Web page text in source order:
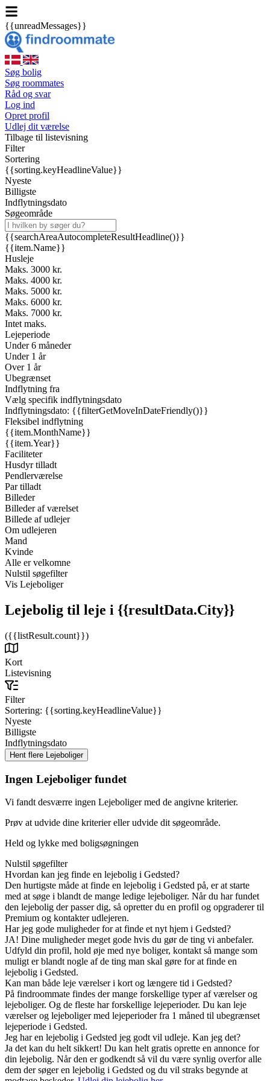
{{unreadMessages}}
Søg bolig
Søg roommates
Råd og svar
Log ind
Opret profil
Udlej dit værelse
Tilbage til listevisning
Filter
Sortering
{{sorting.keyHeadlineValue}}
Nyeste
Billigste
Indflytningsdato
Søgeområde
{{searchAreaAutocompleteResultHeadline()}}
{{item.Name}}
Husleje
Maks. 3000 kr.
Maks. 4000 kr.
Maks. 5000 kr.
Maks. 6000 kr.
Maks. 7000 kr.
Intet maks.
Lejeperiode
Under 6 måneder
Under 1 år
Over 1 år
Ubegrænset
Indflytning fra
Vælg specifik indflytningsdato
Indflytningsdato: {{filterGetMoveInDateFriendly()}}
Fleksibel indflytning
{{item.MonthName}}
{{item.Year}}
Faciliteter
Husdyr tilladt
Pendlerværelse
Par tilladt
Billeder
Billeder af værelset
Billede af udlejer
Om udlejeren
Mand
Kvinde
Alle er velkomne
Nulstil søgefilter
Vis Lejeboliger
Lejebolig til leje i {{resultData.City}}
({{listResult.count}})
Kort
Listevisning
Filter
Sortering: {{sorting.keyHeadlineValue}}
Nyeste
Billigste
Indflytningsdato
Ingen Lejeboliger fundet
Vi fandt desværre ingen Lejeboliger med de angivne kriterier.
Prøv at udvide dine kriterier eller udvide dit søgeområde.
Held og lykke med boligsøgningen
Nulstil søgefilter
Hvordan kan jeg finde en lejebolig i Gedsted?
Den hurtigste måde at finde en lejebolig i Gedsted på, er at starte
med at søge i blandt de mange ledige lejeboliger. Når du har fundet
den lejebolig der passer dig, så opretter du en profil og opgraderer til
Premium og kontakter udlejeren.
Har jeg gode muligheder for at finde et nyt hjem i Gedsted?
JA! Dine muligheder meget gode hvis du gør de ting vi anbefaler.
Udfyld din profil, hold øje med nye boliger, kontakt så mange som
muligt er blandt nogle af de ting man skal gøre for at finde en
lejebolig i Gedsted.
Kan man både leje værelser i kort og længere tid i Gedsted?
På findroommate findes der mange forskellige typer af værelser og
lejeboliger. Og de fleste har forskellige lejeperioder. Du kan leje
værelser og lejeboliger med lejeperioder fra 1 måned til ubegrænset
lejeperiode i Gedsted.
Jeg har en lejebolig i Gedsted jeg godt vil udleje. Kan jeg det?
Ja det kan du helt sikkert! Du kan helt gratis oprette en annonce for
din lejebolig. Når den er godkendt så vil du være synlig overfor alle
dem der søger en lejebolig i Gedsted og du vil straks begynde at